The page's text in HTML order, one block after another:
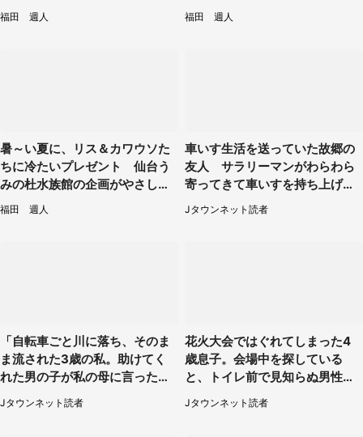
見てたい」
福田 週人 福田 週人
暑～い夏に、リス＆カワウソた
ちに冷たいプレゼント 仙台う
みの杜水族館の企画がやさしい
【7／31～8／23】
福田 週人
車いす生活を送っていた故郷の
友人 サラリーマンがわらわら
寄ってきて車いすを持ち上げ連
れて行った（福岡県・60代女
性）
Jタウンネット読者
「自転車ごと川に落ち、そのま
ま流された3歳の私。助けてく
れた男の子が私の母に言ったの
は...」（千葉県・20代女性）
Jタウンネット読者
花火大会ではぐれてしまった4
歳息子。会場中を探している
と、トイレ前で見知らぬ男性に
（東京都・女性）
Jタウンネット読者